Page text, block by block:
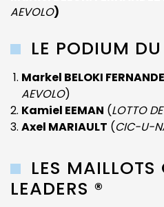
AEVOLO)
LE PODIUM
Markel BELOKI
AEVOLO)
Kamiel EEMAN (LOTTO
Axel MARIAULT (CIC-U-
LES MAILLOTS
LEADERS ®